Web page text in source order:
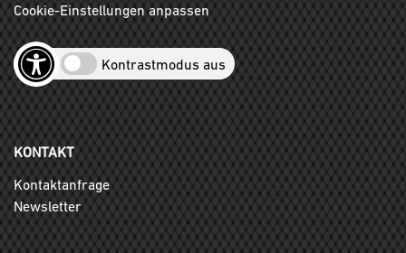
Cookie-Einstellungen anpassen
Kontrastmodus aus
KONTAKT
Kontaktanfrage
Newsletter